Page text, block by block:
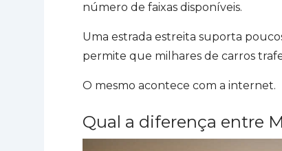
número de faixas disponíveis.
Uma estrada estreita suporta
permite que milhares de carros
O mesmo acontece com a internet.
Qual a diferença entre